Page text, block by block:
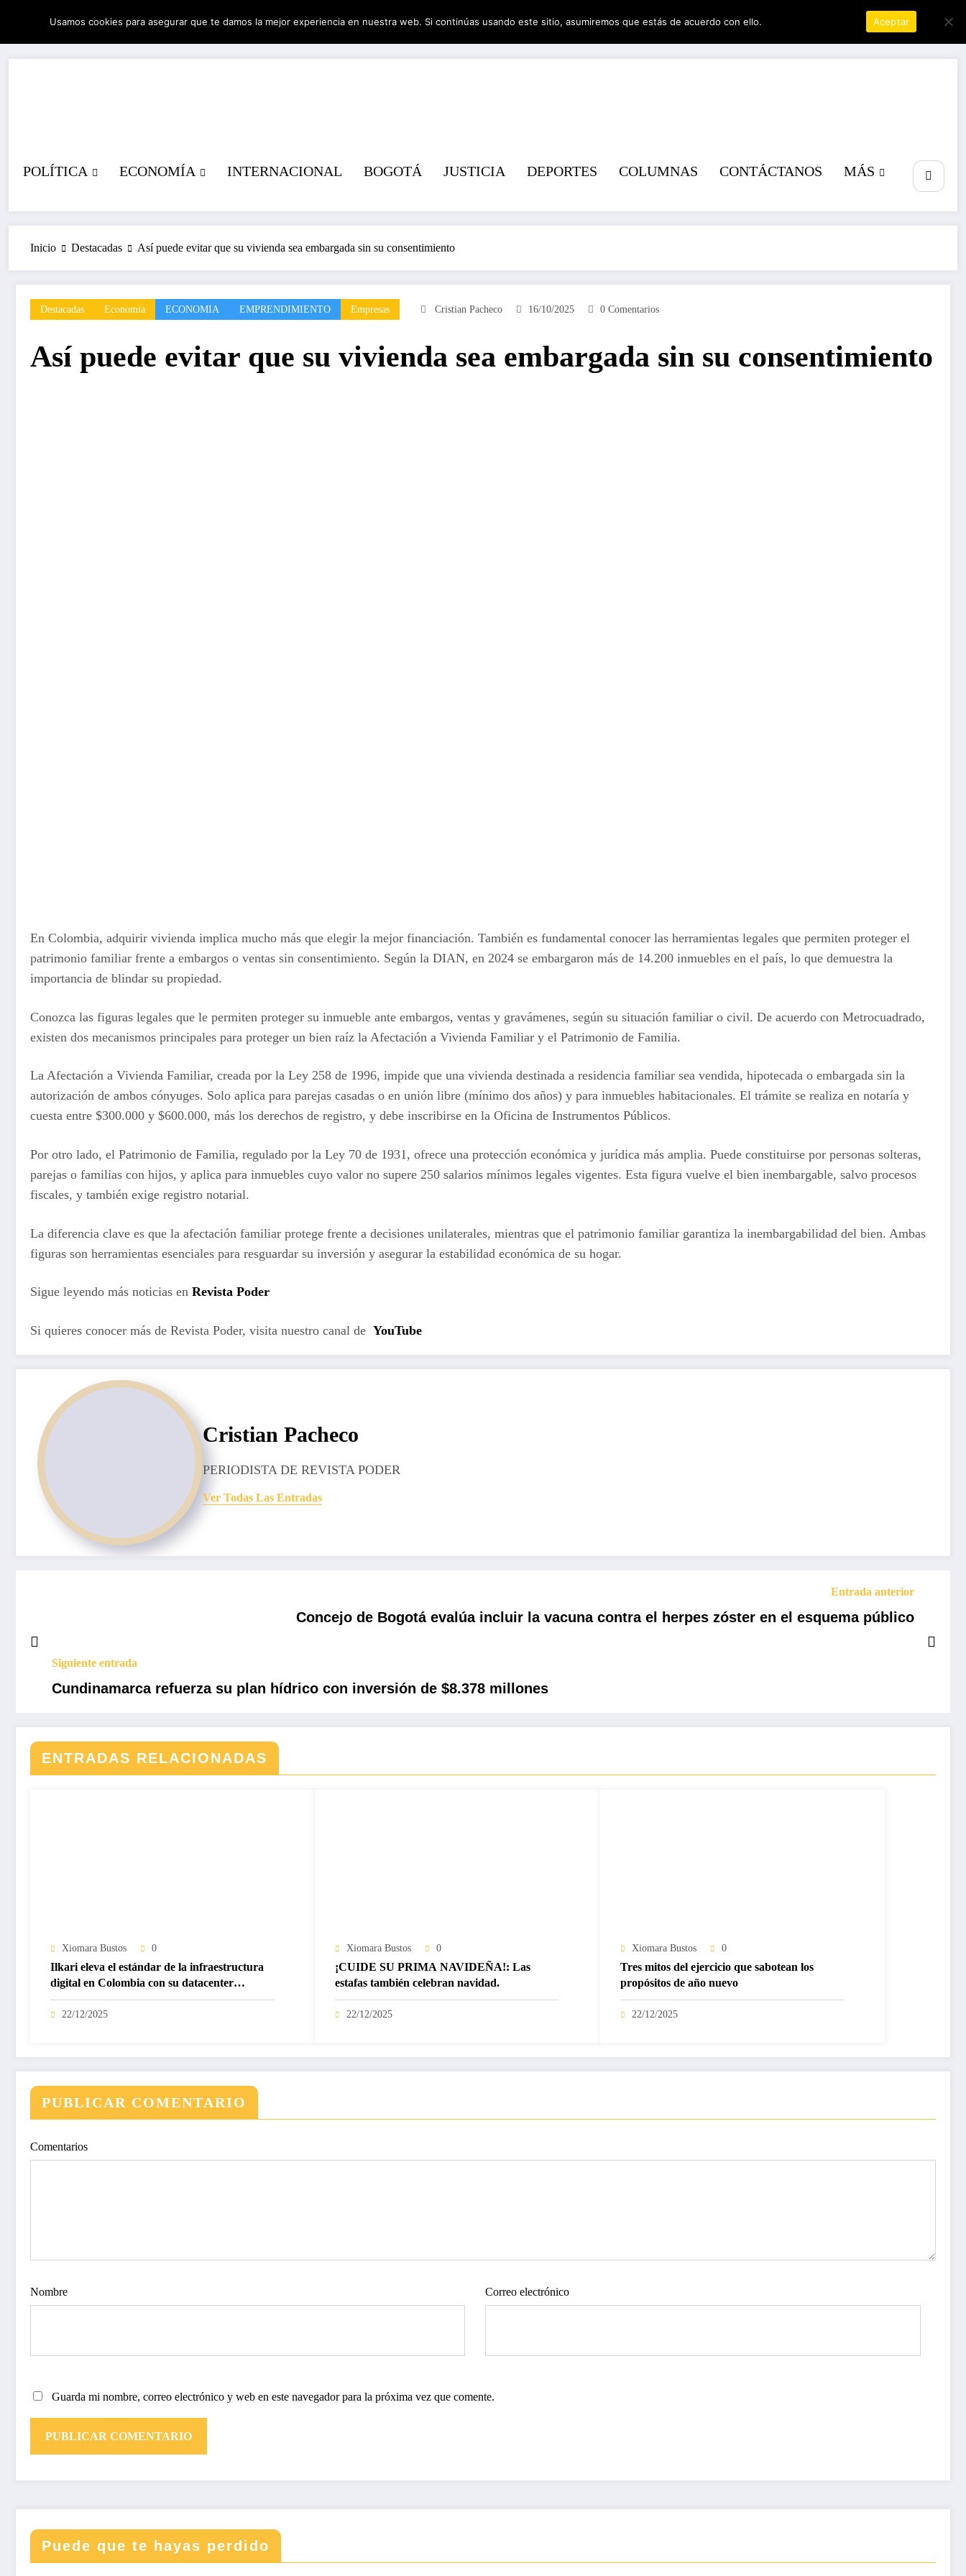
contenido
05/08/2026 3:12:36 AM
POLÍTICA ECONOMÍA INTERNACIONAL BOGOTÁ JUSTICIA DEPORTES COLUMNAS CONTÁCTANOS MÁS
Inicio Destacadas Así puede evitar que su vivienda sea embargada sin su consentimiento
Destacadas Economía ECONOMIA EMPRENDIMIENTO Empresas Cristian Pacheco 16/10/2025 0 Comentarios
Así puede evitar que su vivienda sea embargada sin su consentimiento
En Colombia, adquirir vivienda implica mucho más que elegir la mejor financiación. También es fundamental conocer las herramientas legales que permiten proteger el
patrimonio familiar frente a embargos o ventas sin consentimiento. Según la DIAN, en 2024 se embargaron más de 14.200 inmuebles en el país, lo que demuestra la
importancia de blindar su propiedad.
Conozca las figuras legales que le permiten proteger su inmueble ante embargos, ventas y gravámenes, según su situación familiar o civil. De acuerdo con Metrocuadrado,
existen dos mecanismos principales para proteger un bien raíz la Afectación a Vivienda Familiar y el Patrimonio de Familia.
La Afectación a Vivienda Familiar, creada por la Ley 258 de 1996, impide que una vivienda destinada a residencia familiar sea vendida, hipotecada o embargada sin la
autorización de ambos cónyuges. Solo aplica para parejas casadas o en unión libre (mínimo dos años) y para inmuebles habitacionales. El trámite se realiza en notaría y
cuesta entre $300.000 y $600.000, más los derechos de registro, y debe inscribirse en la Oficina de Instrumentos Públicos.
Por otro lado, el Patrimonio de Familia, regulado por la Ley 70 de 1931, ofrece una protección económica y jurídica más amplia. Puede constituirse por personas solteras,
parejas o familias con hijos, y aplica para inmuebles cuyo valor no supere 250 salarios mínimos legales vigentes. Esta figura vuelve el bien inembargable, salvo procesos
fiscales, y también exige registro notarial.
La diferencia clave es que la afectación familiar protege frente a decisiones unilaterales, mientras que el patrimonio familiar garantiza la inembargabilidad del bien. Ambas
figuras son herramientas esenciales para resguardar su inversión y asegurar la estabilidad económica de su hogar.
Sigue leyendo más noticias en Revista Poder
Si quieres conocer más de Revista Poder, visita nuestro canal de YouTube
Cristian Pacheco
PERIODISTA DE REVISTA PODER
Ver Todas Las Entradas
Entrada anterior
Concejo de Bogotá evalúa incluir la vacuna contra el herpes zóster en el esquema público
Siguiente entrada
Cundinamarca refuerza su plan hídrico con inversión de $8.378 millones
ENTRADAS RELACIONADAS
Xiomara Bustos 0
Ilkari eleva el estándar de la infraestructura
digital en Colombia con su datacenter
certificado Nivel IV de ICREA
22/12/2025
Xiomara Bustos 0
¡CUIDE SU PRIMA NAVIDEÑA!: Las
estafas también celebran navidad.
22/12/2025
Xiomara Bustos 0
Tres mitos del ejercicio que sabotean los
propósitos de año nuevo
22/12/2025
PUBLICAR COMENTARIO
Comentarios
Nombre Correo electrónico
Guarda mi nombre, correo electrónico y web en este navegador para la próxima vez que comente.
Puede que te hayas perdido
Usamos cookies para asegurar que te damos la mejor experiencia en nuestra web. Si continúas usando este sitio, asumiremos que estás de acuerdo con ello. Aceptar